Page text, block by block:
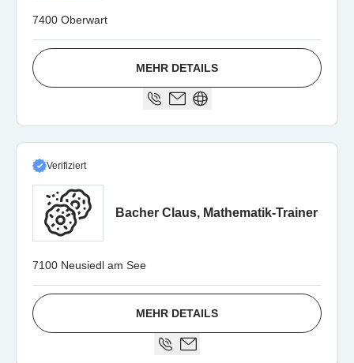
7400 Oberwart
MEHR DETAILS
Verifiziert
Bacher Claus, Mathematik-Trainer
7100 Neusiedl am See
MEHR DETAILS